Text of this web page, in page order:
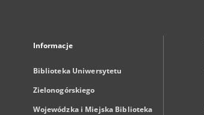
Informacje
Biblioteka Uniwersytetu
Zielonogórskiego
Wojewódzka i Miejska Biblioteka